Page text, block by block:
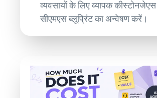
व्यवसायों के लिए व्यापक कीस्टोनजेएस
सीएमएस ब्लूप्रिंट का अन्वेषण करें।